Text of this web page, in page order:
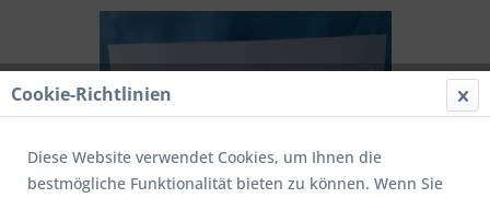
Cookie-Richtlinien
Diese Website verwendet Cookies, um Ihnen die
bestmögliche Funktionalität bieten zu können. Wenn Sie